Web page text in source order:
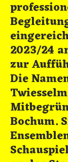
2023/24
zur
Die
Bochum.